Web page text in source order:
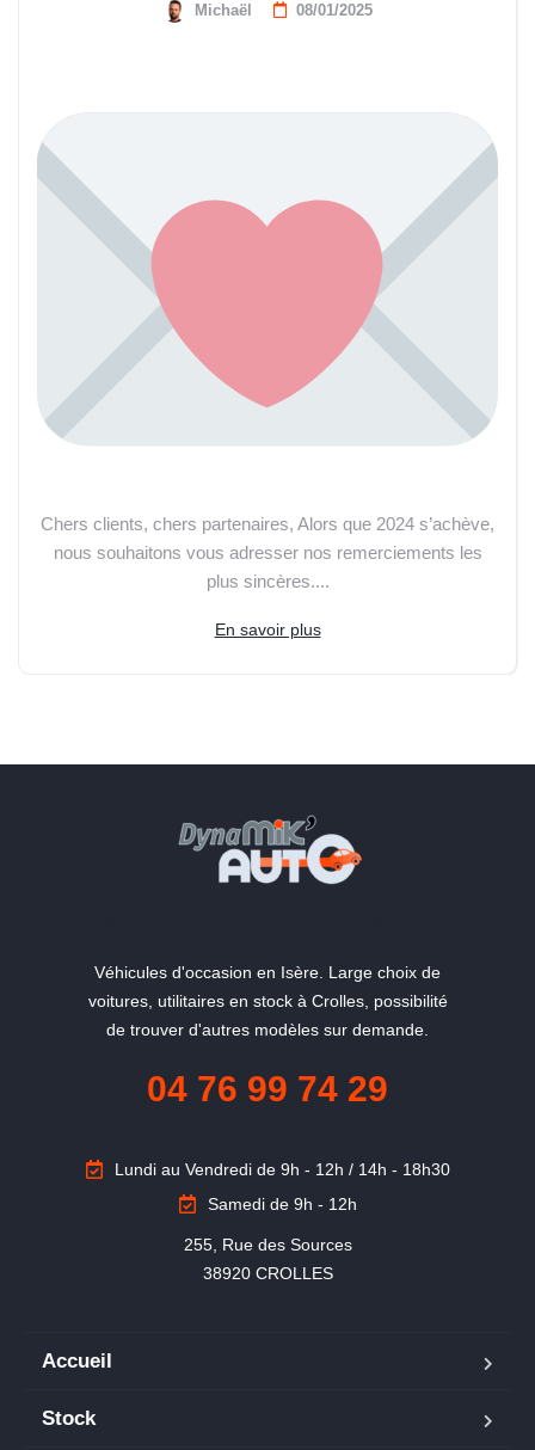
Michaël 08/01/2025
Chers clients, chers partenaires, Alors que 2024 s’achève,
nous souhaitons vous adresser nos remerciements les
plus sincères....
En savoir plus
Véhicules d'occasion en Isère. Large choix de
voitures, utilitaires en stock à Crolles, possibilité
de trouver d'autres modèles sur demande.
04 76 99 74 29
Lundi au Vendredi de 9h - 12h / 14h - 18h30
Samedi de 9h - 12h
255, Rue des Sources
38920 CROLLES
Accueil
Stock